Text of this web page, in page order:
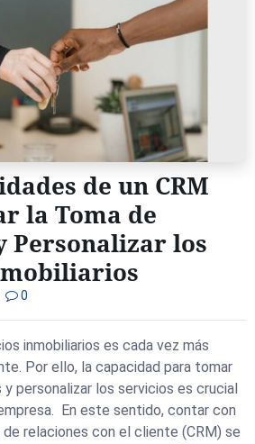
de un CRM
la Toma de
Personalizar los
0
inmobiliarios es cada vez más
Por ello, la capacidad para tomar
personalizar los servicios es crucial
En este sentido, contar con
relaciones con el cliente (CRM) se